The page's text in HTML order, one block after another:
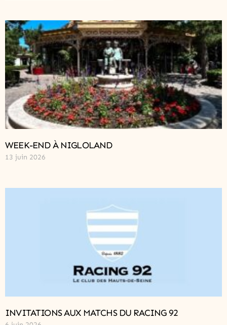
WEEK-END À NIGLOLAND
13 juin 2026
INVITATIONS AUX MATCHS DU RACING 92